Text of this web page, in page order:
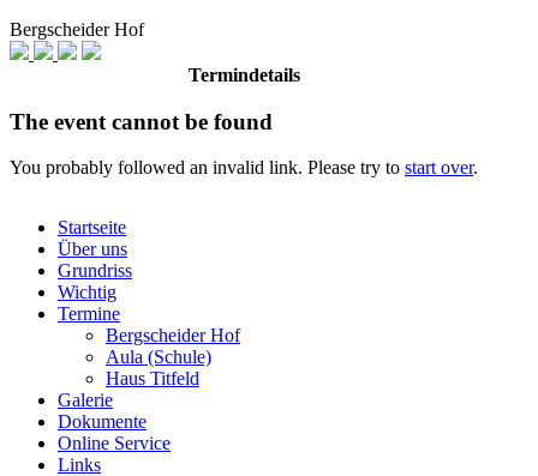
Bergscheider Hof
Termindetails
The event cannot be found
You probably followed an invalid link. Please try to start over.
Startseite
Über uns
Grundriss
Wichtig
Termine
Bergscheider Hof
Aula (Schule)
Haus Titfeld
Galerie
Dokumente
Online Service
Links